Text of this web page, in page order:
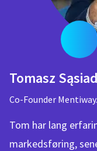
Tomasz
Co-Founder
Tom har lang
markedsføring,